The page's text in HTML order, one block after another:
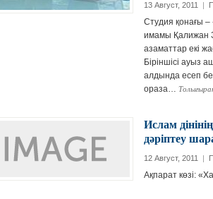
13 Август, 2011 |
Студия қонағы –
имамы Қалижан
азаматтар екі
Біріншісі ауыз
алдында есеп
ораза…
Ислам
дәріптеу
12 Август, 2011 |
Ақпарат көзі: